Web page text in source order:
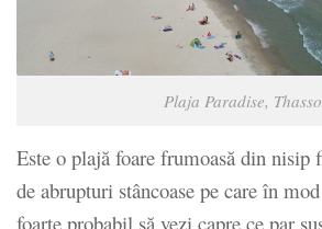
Plaja Paradise,
Este o plajă foare frumoasă din nisip
de abrupturi stâncoase pe care în
foarte probabil să vezi capre ce par